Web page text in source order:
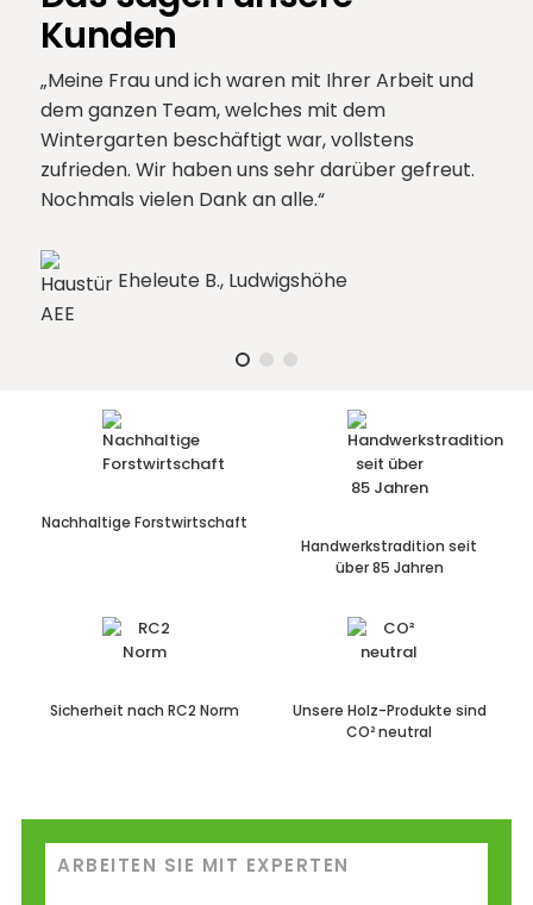
Kunden
Meine Frau und ich waren mit Ihrer Arbeit und
dem ganzen Team, welches mit dem
Wintergarten beschäftigt war, vollstens
zufrieden. Wir haben uns sehr darüber gefreut.
Nochmals vielen Dank an alle.
Eheleute B., Ludwigshöhe
Nachhaltige Forstwirtschaft
Handwerkstradition seit
über 85 Jahren
Sicherheit nach RC2 Norm Unsere Holz-Produkte sind
CO² neutral
ARBEITEN SIE MIT EXPERTEN